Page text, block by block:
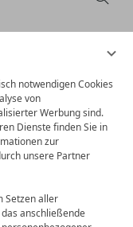
notwendigen Cookies
von
Werbung sind.
Dienste finden Sie in
zur
unsere Partner
Setzen aller
anschließende